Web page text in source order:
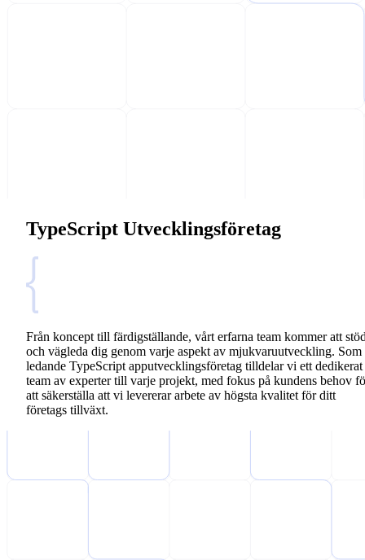
TypeScript Utvecklingsföretag
Från koncept till färdigställande, vårt erfarna team kommer att
och vägleda dig genom varje aspekt av mjukvaruutveckling. Som
ledande TypeScript apputvecklingsföretag tilldelar vi ett dedikerat
team av experter till varje projekt, med fokus på kundens behov
att säkerställa att vi levererar arbete av högsta kvalitet för ditt
företags tillväxt.